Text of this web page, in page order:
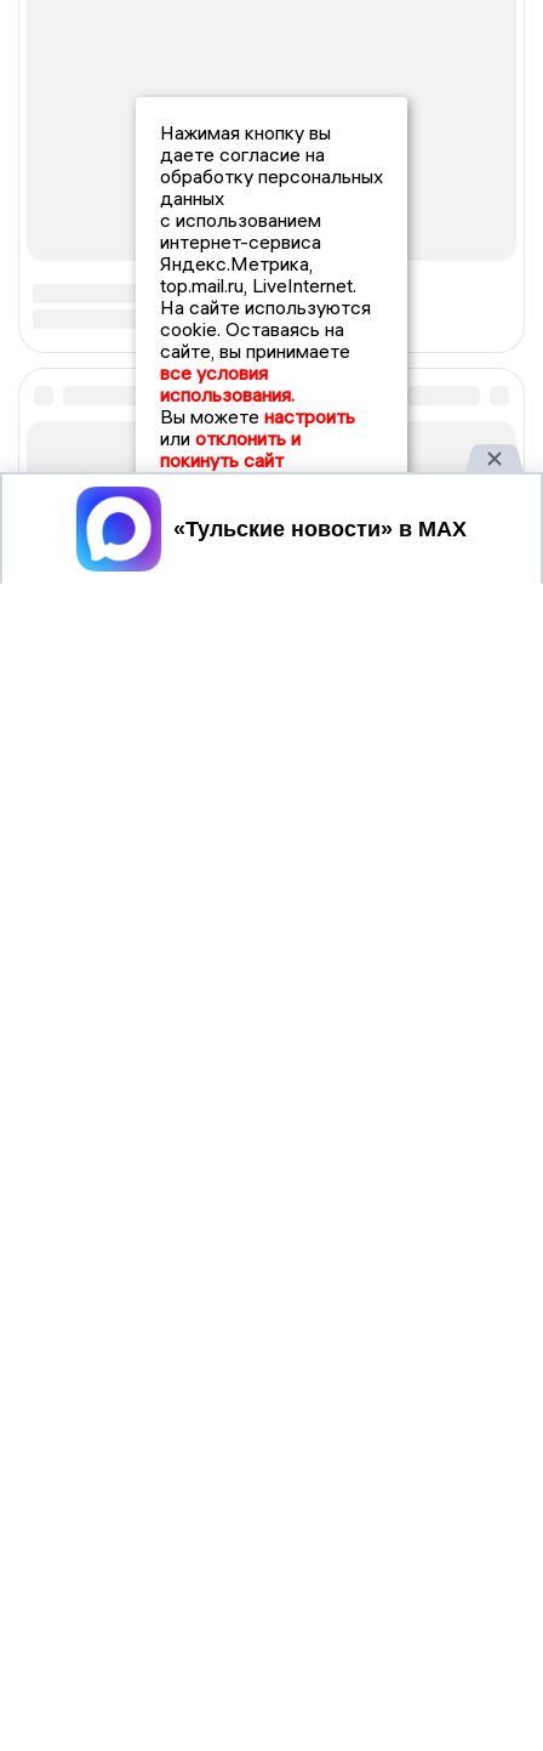
Нажимая кнопку вы
даете согласие на
обработку персональных
данных
с использованием
интернет-сервиса
Яндекс.Метрика,
top.mail.ru, LiveInternet.
На сайте используются
cookie. Оставаясь на
сайте, вы принимаете
все условия
использования.
Вы можете настроить
или отклонить и
покинуть сайт
Принять